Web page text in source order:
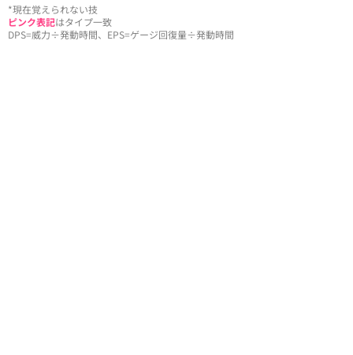
*現在覚えられない技
ピンク表記はタイプ一致
DPS=威力÷発動時間、EPS=ゲージ回復量÷発動時間